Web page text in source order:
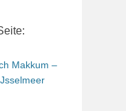
Makkum –